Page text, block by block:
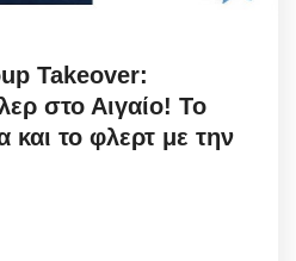
Takeover:
στο Αιγαίο! Το
και το φλερτ με την